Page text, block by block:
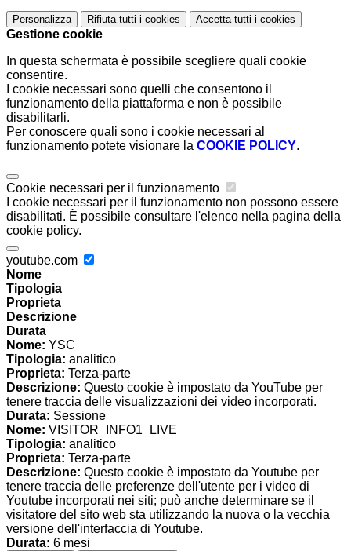
Personalizza Rifiuta tutti i cookies Accetta tutti i cookies
Gestione cookie
In questa schermata è possibile scegliere quali cookie
consentire.
I cookie necessari sono quelli che consentono il
funzionamento della piattaforma e non è possibile
disabilitarli.
Per conoscere quali sono i cookie necessari al
funzionamento potete visionare la COOKIE POLICY.
Cookie necessari per il funzionamento
I cookie necessari per il funzionamento non possono essere
disabilitati. È possibile consultare l'elenco nella pagina della
cookie policy.
youtube.com
Nome
Tipologia
Proprieta
Descrizione
Durata
Nome: YSC
Tipologia: analitico
Proprieta: Terza-parte
Descrizione: Questo cookie è impostato da YouTube per
tenere traccia delle visualizzazioni dei video incorporati.
Durata: Sessione
Nome: VISITOR_INFO1_LIVE
Tipologia: analitico
Proprieta: Terza-parte
Descrizione: Questo cookie è impostato da Youtube per
tenere traccia delle preferenze dell'utente per i video di
Youtube incorporati nei siti; può anche determinare se il
visitatore del sito web sta utilizzando la nuova o la vecchia
versione dell'interfaccia di Youtube.
Durata: 6 mesi